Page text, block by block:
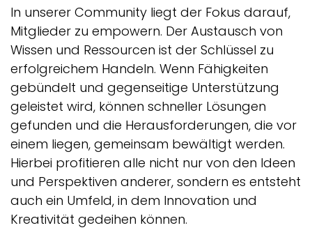
In unserer Community liegt der Fokus darauf,
Mitglieder zu empowern. Der Austausch von
Wissen und Ressourcen ist der Schlüssel zu
erfolgreichem Handeln. Wenn Fähigkeiten
gebündelt und gegenseitige Unterstützung
geleistet wird, können schneller Lösungen
gefunden und die Herausforderungen, die vor
einem liegen, gemeinsam bewältigt werden.
Hierbei profitieren alle nicht nur von den Ideen
und Perspektiven anderer, sondern es entsteht
auch ein Umfeld, in dem Innovation und
Kreativität gedeihen können.